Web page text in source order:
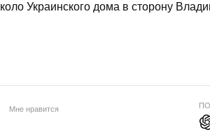
Украинского дома в сторону
Мне нравится